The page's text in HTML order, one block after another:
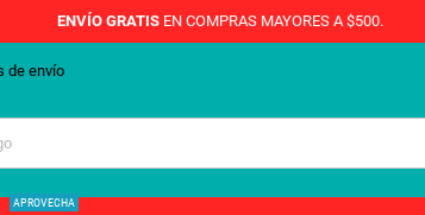
ENVÍO GRATIS EN COMPRAS MAYORES A $500.
de envío
APROVECHA